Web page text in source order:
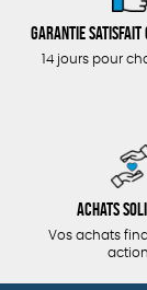
Garantie satisfait
14 jours pour
Achats
Vos achats